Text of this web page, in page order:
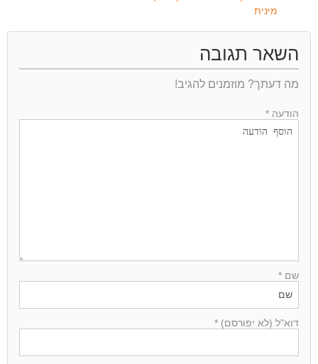
מינית
השאר תגובה
מה דעתך? מוזמנים להגיב!
הודעה *
שם *
דוא"ל (לא יפורסם) *